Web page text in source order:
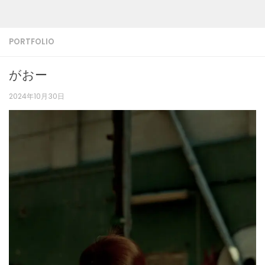
PORTFOLIO
がおー
2024年10月30日